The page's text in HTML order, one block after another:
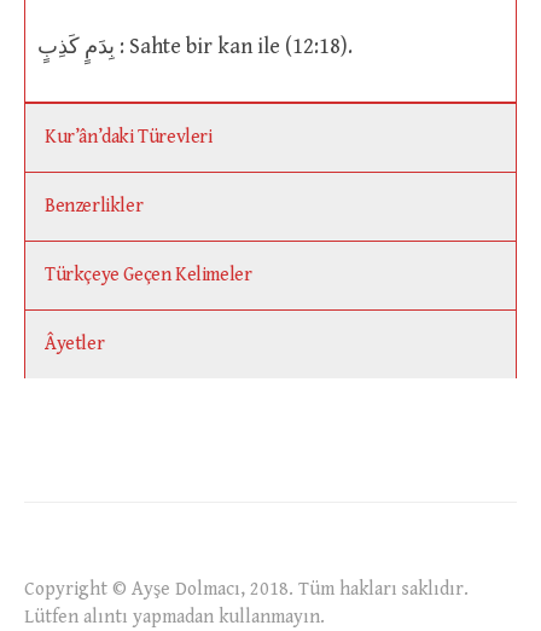
بِدَمٍ كَذِبٍ : Sahte bir kan ile (12:18).
Kur’ân’daki Türevleri
Benzerlikler
Türkçeye Geçen Kelimeler
Âyetler
Copyright © Ayşe Dolmacı, 2018. Tüm hakları saklıdır.
Lütfen alıntı yapmadan kullanmayın.